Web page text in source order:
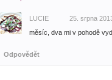
LUCIE
25. srpna
měsíc, dva mi v pohodě
Odpovědět